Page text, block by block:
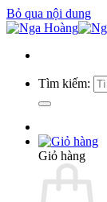
Bỏ qua nội dung
Tìm kiếm:
Giỏ hàng